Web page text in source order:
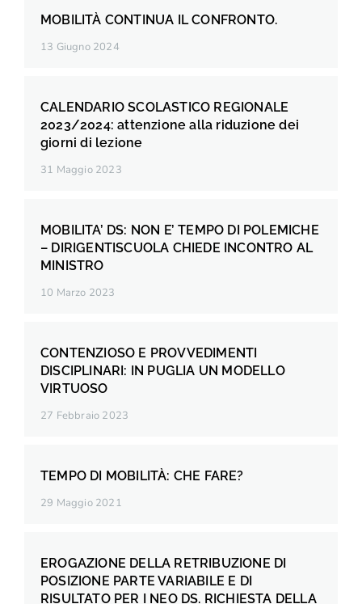
MOBILITÀ CONTINUA IL CONFRONTO.
13 Giugno 2024
CALENDARIO SCOLASTICO REGIONALE
2023/2024: attenzione alla riduzione dei
giorni di lezione
31 Maggio 2023
MOBILITA’ DS: NON E’ TEMPO DI POLEMICHE
– DIRIGENTISCUOLA CHIEDE INCONTRO AL
MINISTRO
10 Marzo 2023
CONTENZIOSO E PROVVEDIMENTI
DISCIPLINARI: IN PUGLIA UN MODELLO
VIRTUOSO
27 Febbraio 2023
TEMPO DI MOBILITÀ: CHE FARE?
29 Maggio 2021
EROGAZIONE DELLA RETRIBUZIONE DI
POSIZIONE PARTE VARIABILE E DI
RISULTATO PER I NEO DS. RICHIESTA DELLA